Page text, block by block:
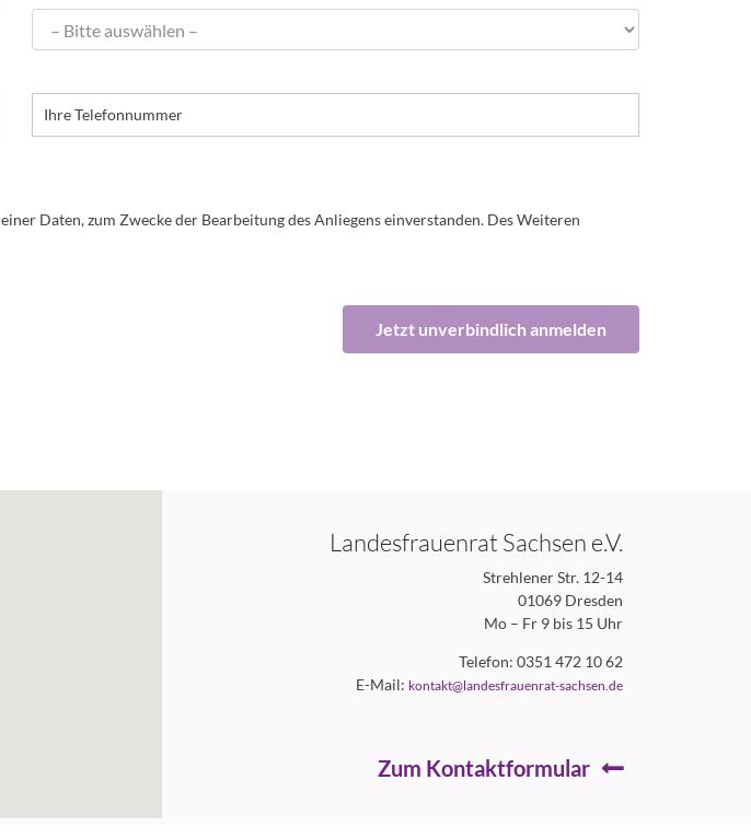
Daten, zum Zwecke der Bearbeitung des Anliegens einverstanden. Des Weiteren
Landesfrauenrat Sachsen e.V.
Strehlener Str. 12-14
01069 Dresden
Mo – Fr 9 bis 15 Uhr
Telefon: 0351 472 10 62
E-Mail: kontakt@landesfrauenrat-sachsen.de
Zum Kontaktformular